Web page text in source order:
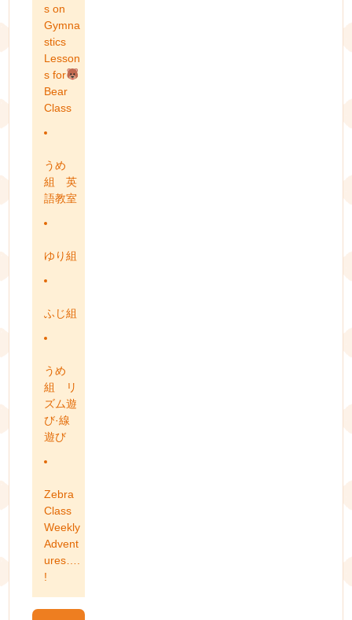
s on
Gymna
stics
Lesson
s for
Bear
Class
うめ
組 英
語教室
ゆり組
ふじ組
うめ
組 リ
ズム遊
び·線
遊び
Zebra
Class
Weekly
Advent
ures….
!